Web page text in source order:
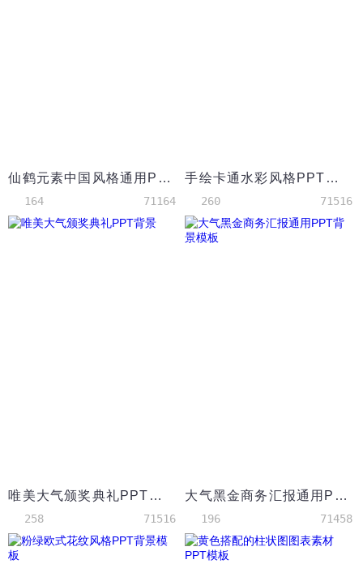
仙鹤元素中国风格通用PPT模板素材
164 71164
手绘卡通水彩风格PPT背景模板
260 71516
唯美大气颁奖典礼PPT背景
258 71516
大气黑金商务汇报通用PPT背景模板
196 71458